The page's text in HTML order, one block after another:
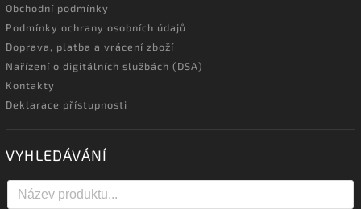
Obchodní podmínky
Podmínky ochrany osobních údajů
Doprava, platba a vrácení zboží
Nařízení o digitálních službách (DSA)
Kontakty
Deklarace přístupnosti
VYHLEDÁVÁNÍ